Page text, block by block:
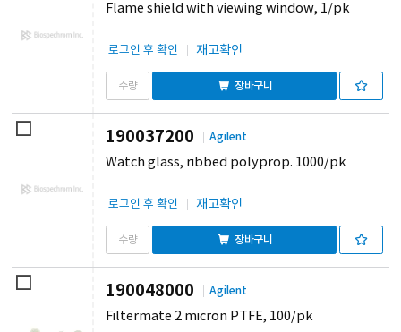
Flame shield with viewing window, 1/pk
로그인 후 확인 재고확인
장바구니
190037200 Agilent
Watch glass, ribbed polyprop. 1000/pk
로그인 후 확인 재고확인
장바구니
190048000 Agilent
Filtermate 2 micron PTFE, 100/pk